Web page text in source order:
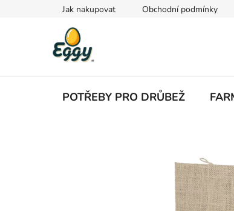
Jak nakupovat Obchodní podmínky
POTŘEBY PRO DRŮBEŽ